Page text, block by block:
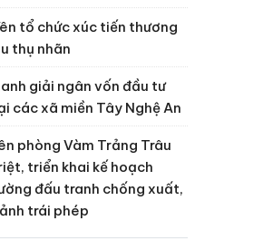
tổ chức xúc tiến thương
thụ nhãn
giải ngân vốn đầu tư
các xã miền Tây Nghệ An
phòng Vàm Trảng Trâu
triển khai kế hoạch
đấu tranh chống xuất,
trái phép